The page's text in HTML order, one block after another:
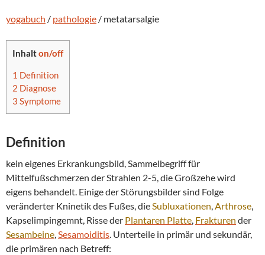
yogabuch / pathologie / metatarsalgie
Inhalton/off
1 Definition
2 Diagnose
3 Symptome
Definition
kein eigenes Erkrankungsbild, Sammelbegriff für
Mittelfußschmerzen der Strahlen 2-5, die Großzehe wird
eigens behandelt. Einige der Störungsbilder sind Folge
veränderter Kninetik des Fußes, dieSubluxationen,Arthrose,
Kapselimpingemnt, Risse der Plantaren Platte, Frakturen der
Sesambeine,Sesamoiditis. Unterteile in primär und sekundär,
die primären nach Betreff: